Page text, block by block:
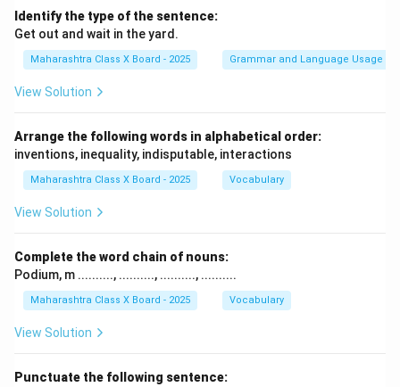
Identify the type of the sentence:
Get out and wait in the yard.
Maharashtra Class X Board - 2025 Grammar and Language Usage
View Solution
Arrange the following words in alphabetical order:
inventions, inequality, indisputable, interactions
Maharashtra Class X Board - 2025 Vocabulary
View Solution
Complete the word chain of nouns:
Podium, m .........., .........., .........., ..........
Maharashtra Class X Board - 2025 Vocabulary
View Solution
Punctuate the following sentence: